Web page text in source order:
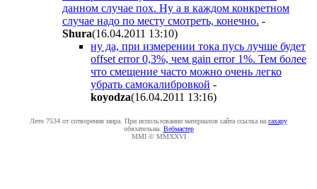
данном случае пох. Ну а в каждом конкретном
случае надо по месту смотреть, конечно. -
Shura(16.04.2011 13:10)
ну да, при измерении тока пусь лучше будет
offset error 0,3%, чем gain error 1%. Тем более
что смещение часто можно очень легко
убрать самокалибровкой -
koyodza(16.04.2011 13:16)
Лето 7534 от сотворения мира. При использовании материалов сайта ссылка на caxapу
обязательна. Вебмастер
MMI © MMXXVI